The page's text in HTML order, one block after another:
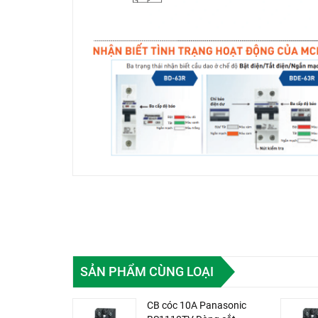
SẢN PHẨM CÙNG LOẠI
CB cóc 10A Panasonic